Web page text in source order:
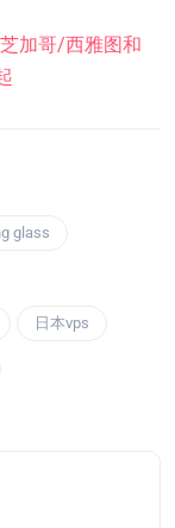
加哥/西雅图和
glass
日本vps